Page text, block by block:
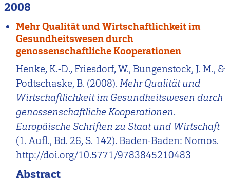
2008
Mehr Qualität und Wirtschaftlichkeit im
Gesundheitswesen durch
genossenschaftliche Kooperationen
Henke, K.-D., Friesdorf, W., Bungenstock, J. M., &
Podtschaske, B. (2008).Mehr Qualität und
Wirtschaftlichkeit im Gesundheitswesen durch
genossenschaftliche Kooperationen.
Europäische Schriften zu Staat und Wirtschaft
(1. Aufl., Bd. 26, S. 142). Baden-Baden: Nomos.
http://doi.org/10.5771/9783845210483
Abstract